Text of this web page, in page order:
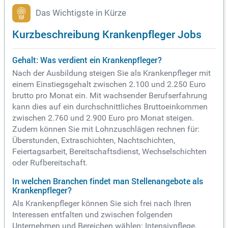
Das Wichtigste in Kürze
Kurzbeschreibung Krankenpfleger Jobs
Gehalt: Was verdient ein Krankenpfleger?
Nach der Ausbildung steigen Sie als Krankenpfleger mit
einem Einstiegsgehalt zwischen 2.100 und 2.250 Euro
brutto pro Monat ein. Mit wachsender Berufserfahrung
kann dies auf ein durchschnittliches Bruttoeinkommen
zwischen 2.760 und 2.900 Euro pro Monat steigen.
Zudem können Sie mit Lohnzuschlägen rechnen für:
Überstunden, Extraschichten, Nachtschichten,
Feiertagsarbeit, Bereitschaftsdienst, Wechselschichten
oder Rufbereitschaft.
In welchen Branchen findet man Stellenangebote als
Krankenpfleger?
Als Krankenpfleger können Sie sich frei nach Ihren
Interessen entfalten und zwischen folgenden
Unternehmen und Bereichen wählen: Intensivpflege,